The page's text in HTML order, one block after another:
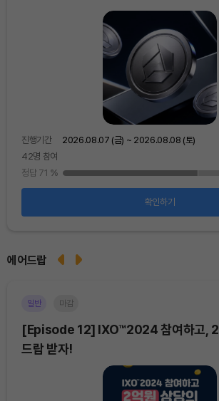
진행기간
2026.08.07 (금) ~ 2026.08.08 (토)
42명 참여
정답 71 %
확인하기
에어드랍
일반 마감
[Episode 12] IXO™2024 참여하고, 2
드랍 받자!